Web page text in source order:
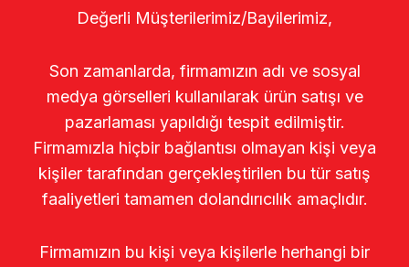
Değerli Müşterilerimiz/Bayilerimiz,
Son zamanlarda, firmamızın adı ve sosyal
medya görselleri kullanılarak ürün satışı ve
pazarlaması yapıldığı tespit edilmiştir.
Firmamızla hiçbir bağlantısı olmayan kişi veya
kişiler tarafından gerçekleştirilen bu tür satış
faaliyetleri tamamen dolandırıcılık amaçlıdır.
Firmamızın bu kişi veya kişilerle herhangi bir